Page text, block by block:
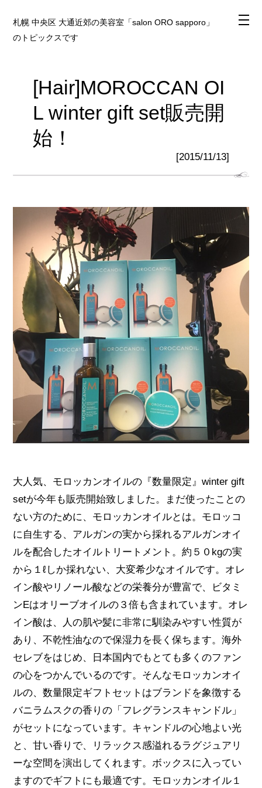
札幌 中央区 大通近郊の美容室「salon ORO sapporo」
のトピックスです
[Hair]MOROCCAN OI
L winter gift set販売開
始！
[2015/11/13]
大人気、モロッカンオイルの『数量限定』winter gift
setが今年も販売開始致しました。まだ使ったことの
ない方のために、モロッカンオイルとは。モロッコ
に自生する、アルガンの実から採れるアルガンオイ
ルを配合したオイルトリートメント。約５０kgの実
から１ℓしか採れない、大変希少なオイルです。オレ
イン酸やリノール酸などの栄養分が豊富で、ビタミ
ンEはオリーブオイルの３倍も含まれています。オレ
イン酸は、人の肌や髪に非常に馴染みやすい性質が
あり、不乾性油なので保湿力を長く保ちます。海外
セレブをはじめ、日本国内でもとても多くのファン
の心をつかんでいるのです。そんなモロッカンオイ
ルの、数量限定ギフトセットはブランドを象徴する
バニラムスクの香りの「フレグランスキャンドル」
がセットになっています。キャンドルの心地よい光
と、甘い香りで、リラックス感溢れるラグジュアリ
ーな空間を演出してくれます。ボックスに入ってい
ますのでギフトにも最適です。モロッカンオイル１